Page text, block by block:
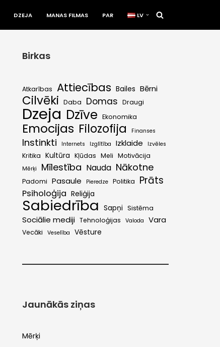
DZEJA MANAS FILMAS PAR LV
Birkas
Atkarības Attiecības Bailes Bērni
Cilvēki Daba Domas Draugi
Dzeja Dzīve Ekonomika
Emocijas Filozofija Finanses
Instinkti Internets Izglītība Izklaide Izvēles
Kritika Kultūra Kļūdas Meli Motivācija
Mērķi Mīlestība Nauda Nākotne
Padomi Pasaule Pieredze Politika Prāts
Psiholoģija Reliģija
Sabiedrība Sapņi Sistēma
Sociālie mediji Tehnoloģijas Valoda Vara
Vecāki Veselība Vēsture
Jaunākās ziņas
Mērķi